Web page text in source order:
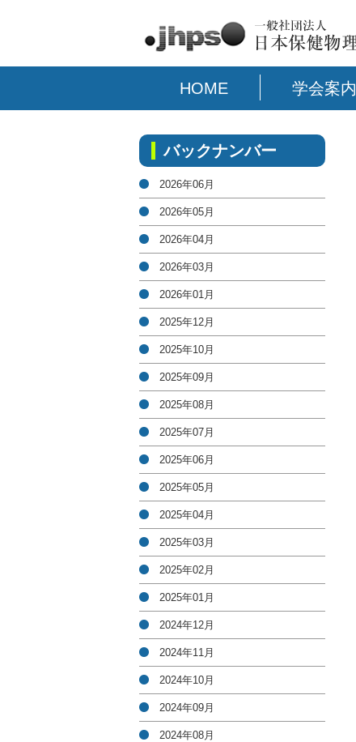
HOME 学会案内
バックナンバー
2026年06月
2026年05月
2026年04月
2026年03月
2026年01月
2025年12月
2025年10月
2025年09月
2025年08月
2025年07月
2025年06月
2025年05月
2025年04月
2025年03月
2025年02月
2025年01月
2024年12月
2024年11月
2024年10月
2024年09月
2024年08月